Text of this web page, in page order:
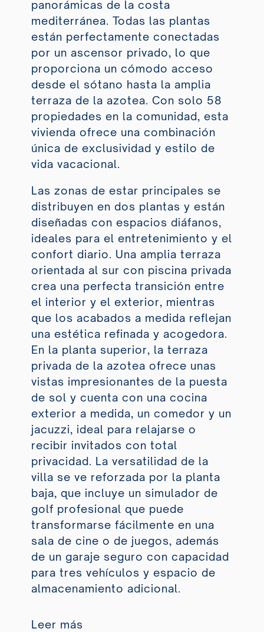
panorámicas de la costa
mediterránea. Todas las plantas
están perfectamente conectadas
por un ascensor privado, lo que
proporciona un cómodo acceso
desde el sótano hasta la amplia
terraza de la azotea. Con solo 58
propiedades en la comunidad, esta
vivienda ofrece una combinación
única de exclusividad y estilo de
vida vacacional.
Las zonas de estar principales se
distribuyen en dos plantas y están
diseñadas con espacios diáfanos,
ideales para el entretenimiento y el
confort diario. Una amplia terraza
orientada al sur con piscina privada
crea una perfecta transición entre
el interior y el exterior, mientras
que los acabados a medida reflejan
una estética refinada y acogedora.
En la planta superior, la terraza
privada de la azotea ofrece unas
vistas impresionantes de la puesta
de sol y cuenta con una cocina
exterior a medida, un comedor y un
jacuzzi, ideal para relajarse o
recibir invitados con total
privacidad. La versatilidad de la
villa se ve reforzada por la planta
baja, que incluye un simulador de
golf profesional que puede
transformarse fácilmente en una
sala de cine o de juegos, además
de un garaje seguro con capacidad
para tres vehículos y espacio de
almacenamiento adicional.
Leer más